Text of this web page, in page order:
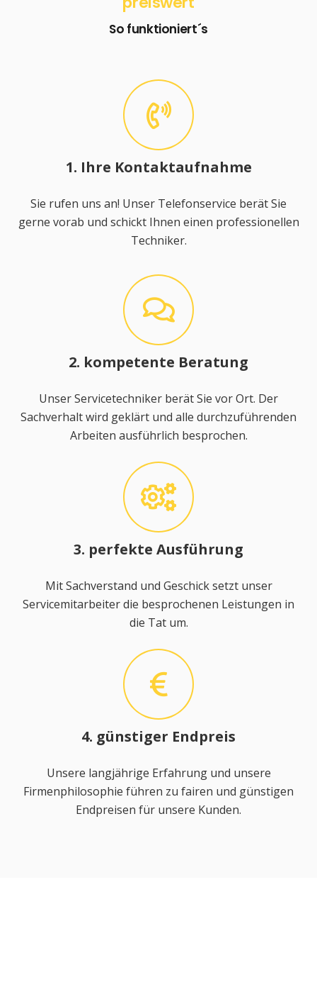
So funktioniert´s
1. Ihre Kontaktaufnahme
Sie rufen uns an! Unser Telefonservice berät Sie
gerne vorab und schickt Ihnen einen professionellen
Techniker.
2. kompetente Beratung
Unser Servicetechniker berät Sie vor Ort. Der
Sachverhalt wird geklärt und alle durchzuführenden
Arbeiten ausführlich besprochen.
3. perfekte Ausführung
Mit Sachverstand und Geschick setzt unser
Servicemitarbeiter die besprochenen Leistungen in
die Tat um.
4. günstiger Endpreis
Unsere langjährige Erfahrung und unsere
Firmenphilosophie führen zu fairen und günstigen
Endpreisen für unsere Kunden.